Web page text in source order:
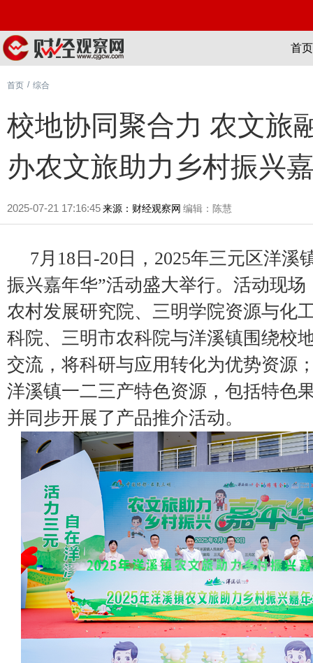
首页
首页 / 综合
校地协同聚合力 农文
办农文旅助力乡村振兴
2025-07-21 17:16:45来源：财经观察网 编辑：陈慧
7月18日-20日，2025年三元区洋溪
振兴嘉年华”活动盛大举行。活动现
农村发展研究院、三明学院资源与化
科院、三明市农科院与洋溪镇围绕校
交流，将科研与应用转化为优势资源
洋溪镇一二三产特色资源，包括特色
并同步开展了产品推介活动。